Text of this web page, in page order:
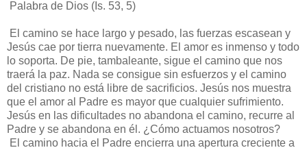
Palabra de Dios (Is. 53, 5)
El camino se hace largo y pesado, las fuerzas escasean y
Jesús cae por tierra nuevamente. El amor es inmenso y todo
lo soporta. De pie, tambaleante, sigue el camino que nos
traerá la paz. Nada se consigue sin esfuerzos y el camino
del cristiano no está libre de sacrificios. Jesús nos muestra
que el amor al Padre es mayor que cualquier sufrimiento.
Jesús en las dificultades no abandona el camino, recurre al
Padre y se abandona en él. ¿Cómo actuamos nosotros?
El camino hacia el Padre encierra una apertura creciente a